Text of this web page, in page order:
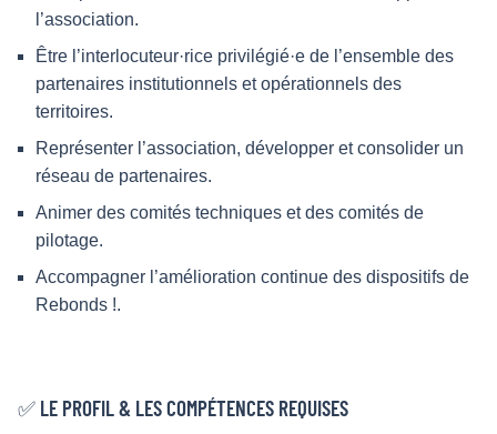
l’association.
Être l’interlocuteur·rice privilégié·e de l’ensemble des
partenaires institutionnels et opérationnels des
territoires.
Représenter l’association, développer et consolider un
réseau de partenaires.
Animer des comités techniques et des comités de
pilotage.
Accompagner l’amélioration continue des dispositifs de
Rebonds !.
✅ LE PROFIL & LES COMPÉTENCES REQUISES